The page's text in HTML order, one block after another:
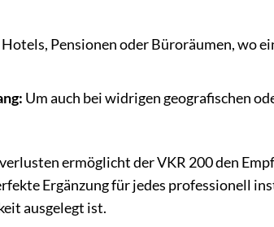
Pensionen oder Büroräumen, wo
Um auch bei widrigen geografischen
ermöglicht der VKR 200 den
Ergänzung für jedes professionell
ausgelegt ist.